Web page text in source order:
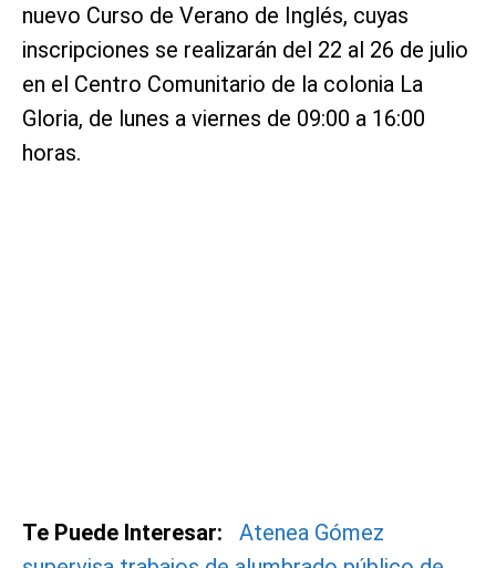
nuevo Curso de Verano de Inglés, cuyas
inscripciones se realizarán del 22 al 26 de julio
en el Centro Comunitario de la colonia La
Gloria, de lunes a viernes de 09:00 a 16:00
horas.
Te Puede Interesar:
Atenea Gómez